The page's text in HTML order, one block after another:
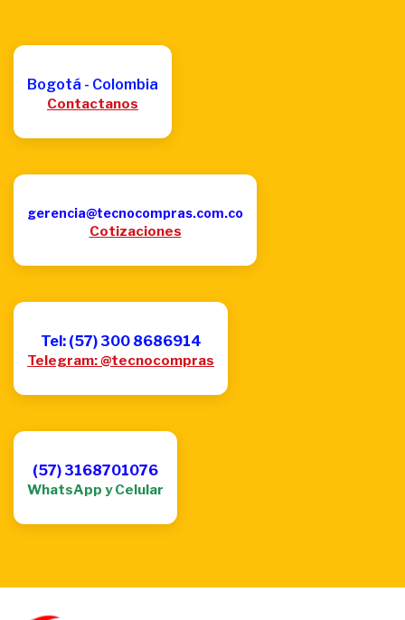
Bogotá - Colombia
Contactanos
gerencia@tecnocompras.com.co
Cotizaciones
Tel: (57) 300 8686914
Telegram: @tecnocompras
(57) 3168701076
WhatsApp y Celular